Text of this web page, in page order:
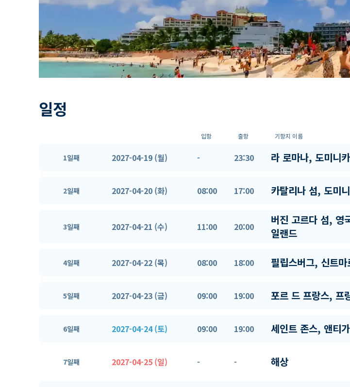
일정
입항 출항 기항지 이름
1일째 2027-04-19 (월) - 23:30 라 로마나, 도미니
2일째 2027-04-20 (화) 08:00 17:00 카탈리나 섬, 도미
3일째 2027-04-21 (수) 11:00 20:00
버진 고르다 섬, 영
일랜드
4일째 2027-04-22 (목) 08:00 18:00 필립스버그, 신트마
5일째 2027-04-23 (금) 09:00 19:00 포르 드 프랑스, 프
6일째 2027-04-24 (토) 09:00 19:00 세인트 존스, 앤티
7일째 2027-04-25 (일) - - 해상